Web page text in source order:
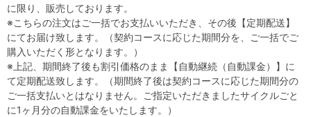
に限り、販売しております。
※こちらの注文はご一括でお支払いいただき、その後【定期配送】
にてお届け致します。（契約コースに応じた期間分を、ご一括でご
購入いただく形となります。）
※上記、期間終了後も割引価格のまま【自動継続（自動課金）】に
て定期配送致します。（期間終了後は契約コースに応じた期間分の
ご一括支払いとはなりません。ご指定いただきましたサイクルごと
に1ヶ月分の自動課金をいたします。）